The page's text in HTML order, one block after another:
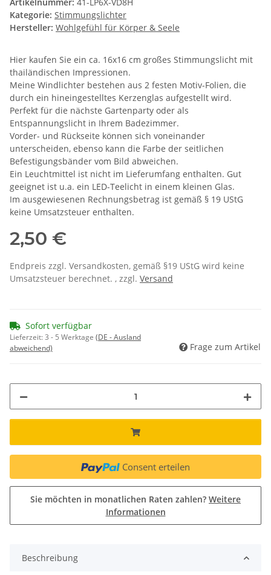
Kategorie: Stimmungslichter
Hersteller: Wohlgefühl für Körper & Seele
Hier kaufen Sie ein ca. 16x16 cm großes Stimmungslicht mit
thailändischen Impressionen.
Meine Windlichter bestehen aus 2 festen Motiv-Folien, die
durch ein hineingestelltes Kerzenglas aufgestellt wird.
Perfekt für die nächste Gartenparty oder als
Entspannungslicht in Ihrem Badezimmer.
Vorder- und Rückseite können sich voneinander
unterscheiden, ebenso kann die Farbe der seitlichen
Befestigungsbänder vom Bild abweichen.
Ein Leuchtmittel ist nicht im Lieferumfang enthalten. Gut
geeignet ist u.a. ein LED-Teelicht in einem kleinen Glas.
Im ausgewiesenen Rechnungsbetrag ist gemäß § 19 UStG
keine Umsatzsteuer enthalten.
2,50 €
Endpreis zzgl. Versandkosten, gemäß §19 UStG wird keine
Umsatzsteuer berechnet. , zzgl. Versand
Sofort verfügbar
Lieferzeit:3 - 5 Werktage (DE - Ausland
abweichend)
Frage zum Artikel
Consent erteilen
Sie möchten in monatlichen Raten zahlen? Weitere
Informationen
Beschreibung